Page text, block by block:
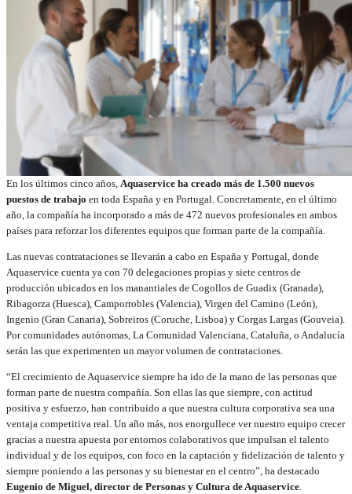
En los últimos cinco años, Aquaservice ha creado más de 1.500 nuevos
puestos de trabajo en toda España y en Portugal. Concretamente, en el último
año, la compañía ha incorporado a más de 472 nuevos profesionales en ambos
países para reforzar los diferentes equipos que forman parte de la compañía.
Las nuevas contrataciones se llevarán a cabo en España y Portugal, donde
Aquaservice cuenta ya con 70 delegaciones propias y siete centros de
producción ubicados en los manantiales de Cogollos de Guadix (Granada),
Ribagorza (Huesca), Camporrobles (Valencia), Virgen del Camino (León),
Ingenio (Gran Canaria), Sobreiros (Coruche, Lisboa) y Corgas Largas (Gouveia).
Por comunidades autónomas, La Comunidad Valenciana, Cataluña, o Andalucía
serán las que experimenten un mayor volumen de contrataciones.
“El crecimiento de Aquaservice siempre ha ido de la mano de las personas que
forman parte de nuestra compañía. Son ellas las que siempre, con actitud
positiva y esfuerzo, han contribuido a que nuestra cultura corporativa sea una
ventaja competitiva real. Un año más, nos enorgullece ver nuestro equipo crecer
gracias a nuestra apuesta por entornos colaborativos que impulsan el talento
individual y de los equipos, con foco en la captación y fidelización de talento y
siempre poniendo a las personas y su bienestar en el centro”, ha destacado
Eugenio de Miguel, director de Personas y Cultura de Aquaservice.